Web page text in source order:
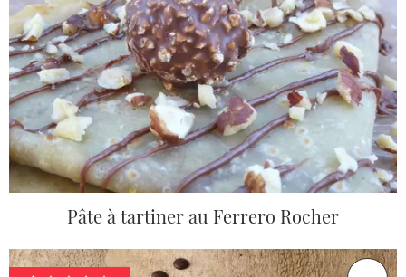
Pâte à tartiner au Ferrero Rocher